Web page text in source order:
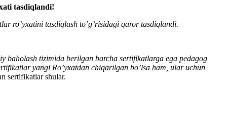
tasdiqlandi!
ro’yxatini tasdiqlash to’g’risidagi qaror tasdiqlandi.
baholash tizimida berilgan barcha sertifikatlarga ega pedagog
yangi Ro’yxatdan chiqarilgan bo’lsa ham, ular uchun
sertifikatlar shular.